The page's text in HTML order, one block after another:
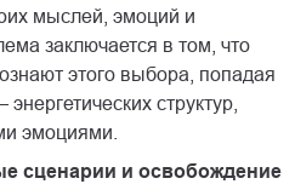
мыслей, эмоций и
заключается в том, что
этого выбора, попадая
структур,
эмоциями.
сценарии и освобождение